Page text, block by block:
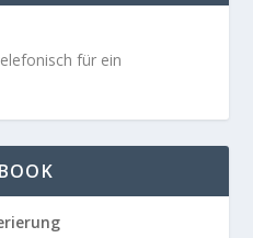
für ein